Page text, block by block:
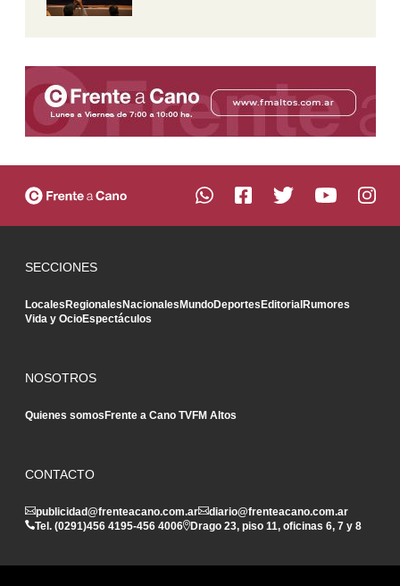
SECCIONES
LocalesRegionalesNacionalesMundoDeportesEditorialRumores
Vida y OcioEspectáculos
NOSOTROS
Quienes somosFrente a Cano TVFM Altos
CONTACTO
publicidad@frenteacano.com.ar
diario@frenteacano.com.ar
Tel. (0291)456 4195-456 4006 Drago 23, piso 11, oficinas 6, 7 y 8